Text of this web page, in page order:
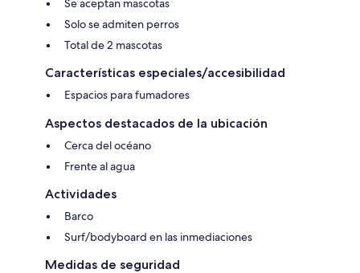
Se aceptan mascotas
Solo se admiten perros
Total de 2 mascotas
Características especiales/accesibilidad
Espacios para fumadores
Aspectos destacados de la ubicación
Cerca del océano
Frente al agua
Actividades
Barco
Surf/bodyboard en las inmediaciones
Medidas de seguridad